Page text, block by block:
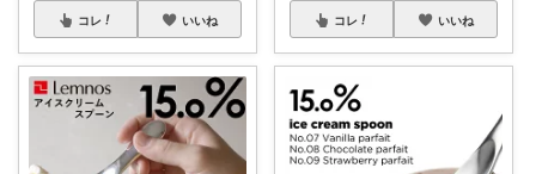
コレ いいね コレ いいね